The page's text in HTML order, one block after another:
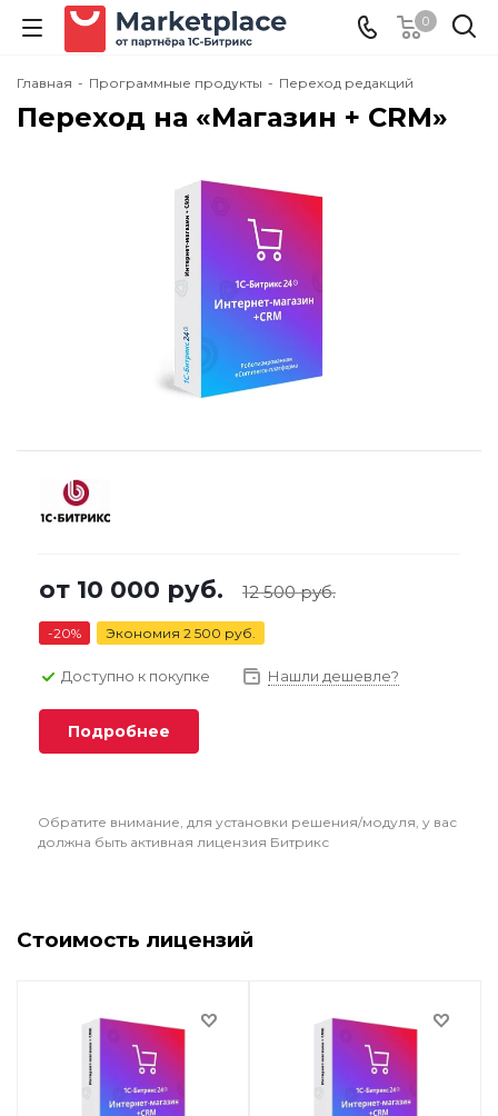
0
Главная - Программные продукты - Переход редакций
Переход на «Магазин + CRM»
от 10 000 руб. 12 500 руб.
-20% Экономия 2 500 руб.
Доступно к покупке Нашли дешевле?
Подробнее
Обратите внимание, для установки решения/модуля, у вас
должна быть активная лицензия Битрикс
Стоимость лицензий